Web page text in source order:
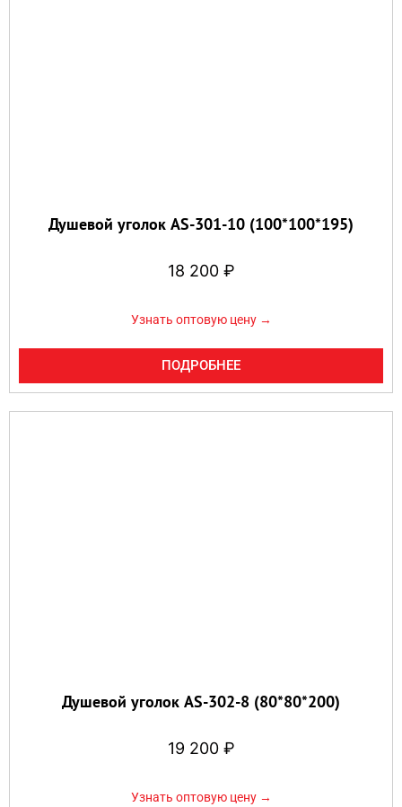
Душевой уголок AS-301-10 (100*100*195)
18 200 ₽
Узнать оптовую цену →
ПОДРОБНЕЕ
Душевой уголок AS-302-8 (80*80*200)
19 200 ₽
Узнать оптовую цену →